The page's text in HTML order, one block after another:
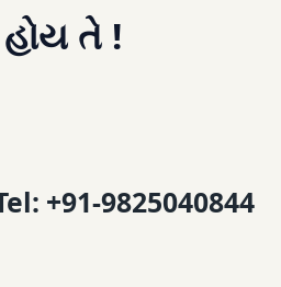
હોય તે !
+91-9825040844